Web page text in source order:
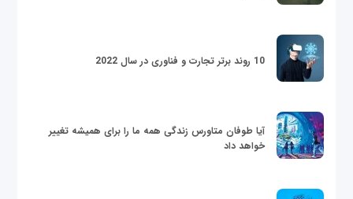
10 روند برتر تجارت و فناوری در سال 2022
آیا طوفان متاورس زندگی همه ما را برای همیشه تغییر
خواهد داد